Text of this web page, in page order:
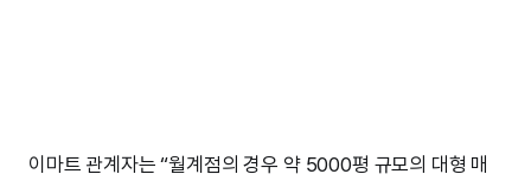
이마트 관계자는 “월계점의 경우 약 5000평 규모의 대형 매